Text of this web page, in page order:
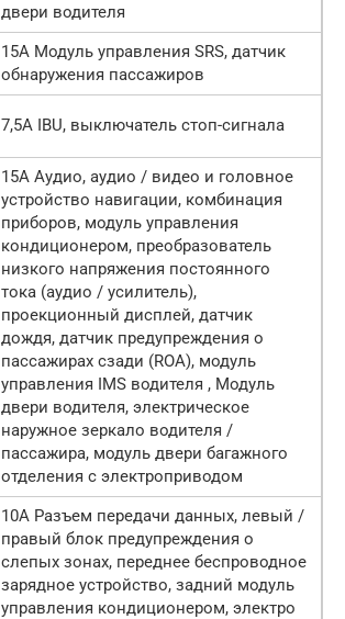
двери водителя
15А Модуль управления SRS, датчик
обнаружения пассажиров
7,5А IBU, выключатель стоп-сигнала
15А Аудио, аудио / видео и головное
устройство навигации, комбинация
приборов, модуль управления
кондиционером, преобразователь
низкого напряжения постоянного
тока (аудио / усилитель),
проекционный дисплей, датчик
дождя, датчик предупреждения о
пассажирах сзади (ROA), модуль
управления IMS водителя , Модуль
двери водителя, электрическое
наружное зеркало водителя /
пассажира, модуль двери багажного
отделения с электроприводом
10А Разъем передачи данных, левый /
правый блок предупреждения о
слепых зонах, переднее беспроводное
зарядное устройство, задний модуль
управления кондиционером, электро